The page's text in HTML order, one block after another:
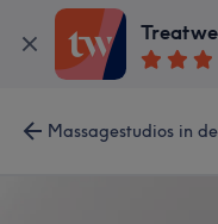
Massagestudios in